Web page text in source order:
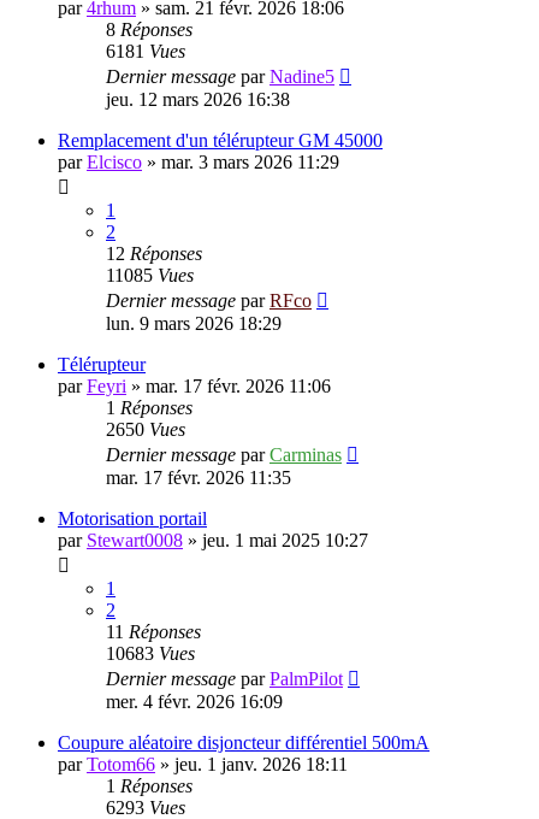
par4rhum » sam. 21 févr. 2026 18:06
8 Réponses
6181 Vues
Dernier message parNadine5
jeu. 12 mars 2026 16:38
Remplacement d'un télérupteur GM 45000
parElcisco » mar. 3 mars 2026 11:29
1
2
12 Réponses
11085 Vues
Dernier message parRFco
lun. 9 mars 2026 18:29
Télérupteur
parFeyri » mar. 17 févr. 2026 11:06
1 Réponses
2650 Vues
Dernier message parCarminas
mar. 17 févr. 2026 11:35
Motorisation portail
par Stewart0008 » jeu. 1 mai 2025 10:27
1
2
11 Réponses
10683 Vues
Dernier message parPalmPilot
mer. 4 févr. 2026 16:09
Coupure aléatoire disjoncteur différentiel 500mA
parTotom66 » jeu. 1 janv. 2026 18:11
1 Réponses
6293 Vues